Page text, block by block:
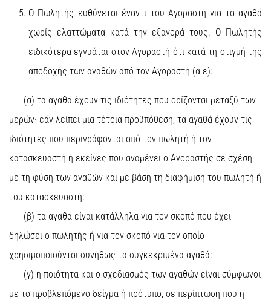
Ο Πωλητής ευθύνεται έναντι του Αγοραστή για τα αγαθά
χωρίς ελαττώματα κατά την εξαγορά τους. Ο Πωλητής
ειδικότερα εγγυάται στον Αγοραστή ότι κατά τη στιγμή της
αποδοχής των αγαθών από τον Αγοραστή (α-ε):
(α) τα αγαθά έχουν τις ιδιότητες που ορίζονται μεταξύ των
μερών· εάν λείπει μια τέτοια προϋπόθεση, τα αγαθά έχουν τις
ιδιότητες που περιγράφονται από τον πωλητή ή τον
κατασκευαστή ή εκείνες που αναμένει ο Αγοραστής σε σχέση
με τη φύση των αγαθών και με βάση τη διαφήμιση του πωλητή ή
του κατασκευαστή;
(β) τα αγαθά είναι κατάλληλα για τον σκοπό που έχει
δηλώσει ο πωλητής ή για τον σκοπό για τον οποίο
χρησιμοποιούνται συνήθως τα συγκεκριμένα αγαθά;
(γ) η ποιότητα και ο σχεδιασμός των αγαθών είναι σύμφωνοι
με το προβλεπόμενο δείγμα ή πρότυπο, σε περίπτωση που η